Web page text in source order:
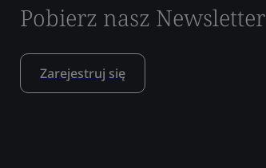
Pobierz nasz Newsletter
Zarejestruj się